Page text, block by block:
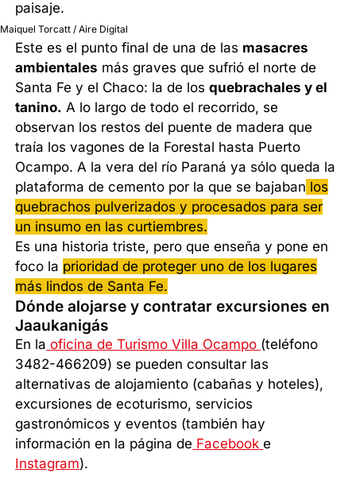
paisaje.
Maiquel Torcatt / Aire Digital
Este es el punto final de una de las masacres
ambientales más graves que sufrió el norte de
Santa Fe y el Chaco: la de losquebrachales y el
tanino. A lo largo de todo el recorrido, se
observan los restos del puente de madera que
traía los vagones de la Forestal hasta Puerto
Ocampo. A la vera del río Paraná ya sólo queda la
plataforma de cemento por la que se bajaban los
quebrachos pulverizados y procesados para ser
un insumo en las curtiembres.
Es una historia triste, pero que enseña y pone en
foco la prioridad de proteger uno de los lugares
más lindos de Santa Fe.
Dónde alojarse y contratar excursiones en
Jaaukanigás
En la oficina de Turismo Villa Ocampo (teléfono
3482-466209) se pueden consultar las
alternativas de alojamiento (cabañas y hoteles),
excursiones de ecoturismo, servicios
gastronómicos y eventos (también hay
información en la página de Facebooke
Instagram).